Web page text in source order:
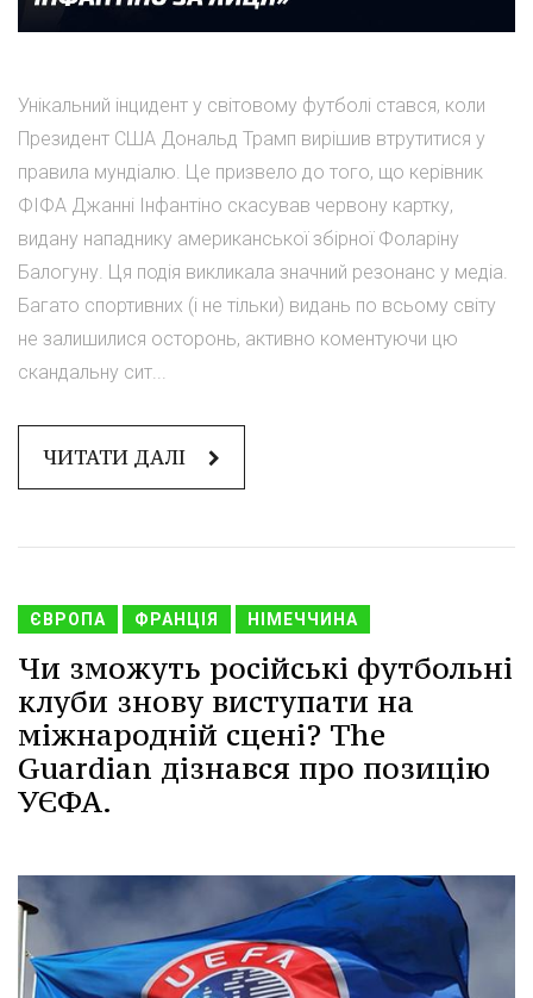
Унікальний інцидент у світовому футболі стався, коли
Президент США Дональд Трамп вирішив втрутитися у
правила мундіалю. Це призвело до того, що керівник
ФІФА Джанні Інфантіно скасував червону картку,
видану нападнику американської збірної Фоларіну
Балогуну. Ця подія викликала значний резонанс у медіа.
Багато спортивних (і не тільки) видань по всьому світу
не залишилися осторонь, активно коментуючи цю
скандальну сит...
ЧИТАТИ ДАЛІ
ЄВРОПА ФРАНЦІЯ НІМЕЧЧИНА
Чи зможуть російські футбольні
клуби знову виступати на
міжнародній сцені? The
Guardian дізнався про позицію
УЄФА.